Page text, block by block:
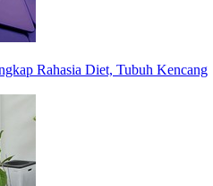
Rahasia Diet, Tubuh Kencang